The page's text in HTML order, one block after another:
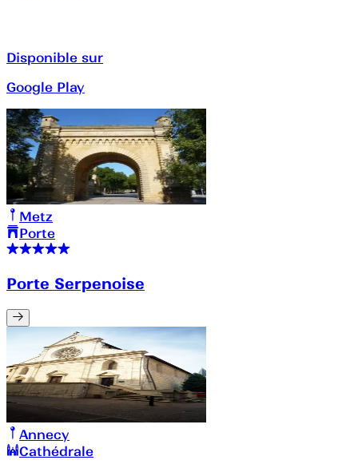
Disponible sur
Google Play
Metz
Porte
Porte Serpenoise
Annecy
Cathédrale